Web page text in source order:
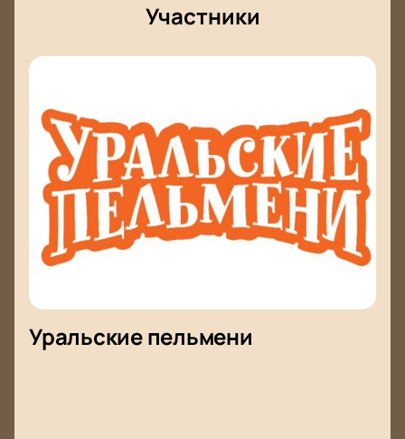
Участники
Уральские пельмени